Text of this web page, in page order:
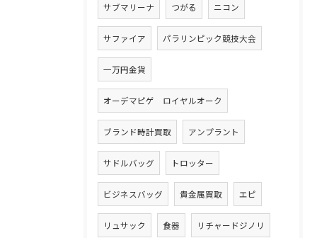
サブマリーナ つがる ニコン
サファイア パラリンピック競技大会
一万円金貨
オーデマピゲ ロイヤルオーク
ブランド時計買取 アンプラント
サドルバッグ トロッター
ビジネスバッグ 貴金属買取 エピ
リュサック 食器 リチャードジノリ